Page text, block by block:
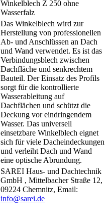
Winkelblech Z 250 ohne
Wasserfalz
Das Winkelblech wird zur
Herstellung von professionellen
Ab- und Anschlüssen an Dach
und Wand verwendet. Es ist das
Verbindungsblech zwischen
Dachfläche und senkrechtem
Bauteil. Der Einsatz des Profils
sorgt für die kontrollierte
Wasserableitung auf
Dachflächen und schützt die
Deckung vor eindringendem
Wasser. Das universell
einsetzbare Winkelblech eignet
sich für viele Dacheindeckungen
und verleiht Dach und Wand
eine optische Abrundung.
SAREI Haus- und Dachtechnik
GmbH , Mittelbacher Straße 12,
09224 Chemnitz, Email:
info@sarei.de